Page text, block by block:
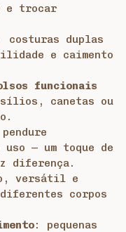
trocar
costuras duplas
e caimento
funcionais
canetas ou
— um toque de
diferença.
versátil e
corpos
: pequenas